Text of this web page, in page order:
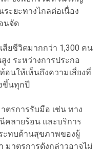
ระยะทางไกลต่อเนื่อง
นจัด
ยชีวิตมากกว่า 1,300 คน
ง ระหว่างการประกอ
นให้เห็นถึงความเสี่ยงที่
ขึ้นทุกปี
ตรการรับมือ เช่น ทาง
คลายร้อน และบริการ
ะทบด้านสุขภาพของผู้
มาตรการดังกล่าวอาจไม่